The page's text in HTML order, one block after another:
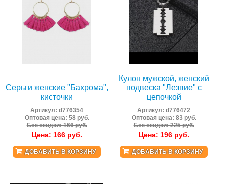
Серьги женские "Бахрома",
кисточки
Артикул:d776354
Оптовая цена: 58 руб.
Без скидки: 166 руб.
Цена: 166руб.
ДОБАВИТЬ В КОРЗИНУ
Кулон мужской, женский
подвеска "Лезвие" с
цепочкой
Артикул:d776472
Оптовая цена: 83 руб.
Без скидки: 225 руб.
Цена: 196руб.
ДОБАВИТЬ В КОРЗИНУ